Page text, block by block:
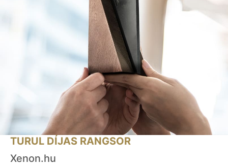
TURUL DÍJAS RANGSOR
Xenon.hu